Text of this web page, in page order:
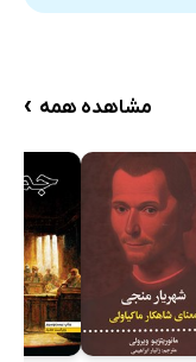
مشاهده همه ›